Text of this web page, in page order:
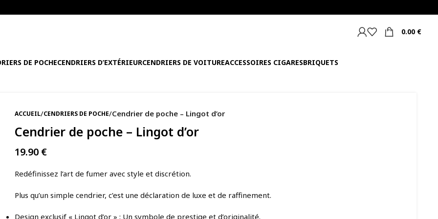
0.00 €
DE POCHECENDRIERS D’EXTÉRIEURCENDRIERS DE VOITUREACCESSOIRES CIGARESBRIQUETS
ACCUEIL/CENDRIERS DE POCHE/Cendrier de poche – Lingot d’or
Cendrier de poche – Lingot d’or
19.90 €
Redéfinissez l’art de fumer avec style et discrétion.
Plus qu’un simple cendrier, c’est une déclaration de luxe et de raffinement.
Design exclusif « Lingot d’or » : Un symbole de prestige et d’originalité.